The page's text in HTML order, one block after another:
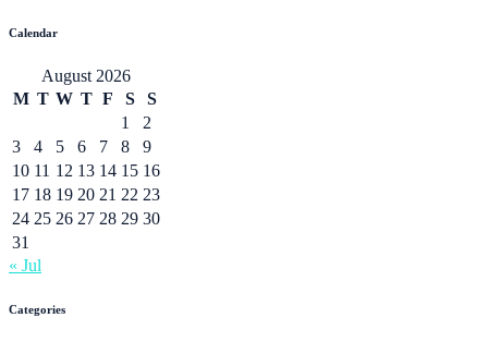
Calendar
August 2026
M T W T F S
S
1
2
3
4 5 6 7 8
9
10 11 12 13 14 15 16
17 18 19 20 21 22 23
24 25 26 27 28 29 30
31
« Jul
Categories